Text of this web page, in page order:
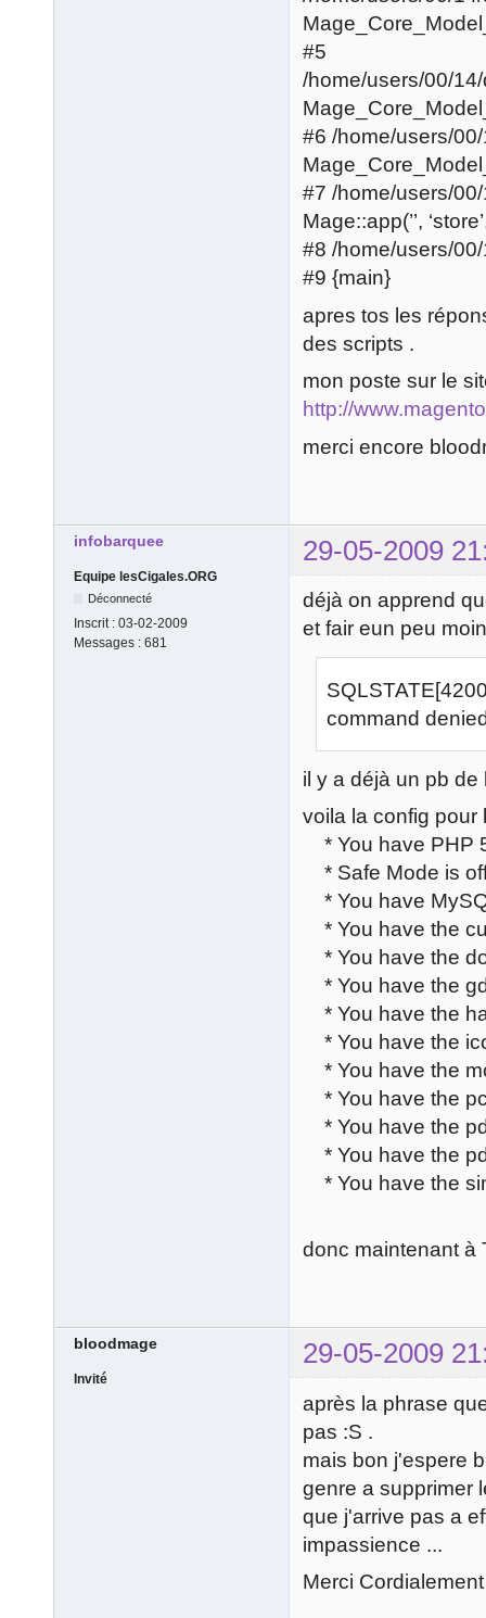
#5
/home/users/00/
#6 /home/users/
#7 /home/users/
Mage::app(’’,
#8 /home/users/
#9 {main}
apres tos les
des scripts .
mon poste sur le
http://
merci encore
infobarquee 29-05-2009
Equipe lesCigales.ORG
Déconnecté
Inscrit : 03-02-2009
Messages : 681
déjà on apprend
et fair eun peu
command
il y a déjà un pb de
voila la config pour
* You have PHP
* Safe Mode is
* You have
* You have the
* You have the
* You have the
* You have the
* You have the
* You have the
* You have the
* You have the
* You have the
* You have the
donc maintenant à
bloodmage 29-05-2009
Invité
après la phrase
pas :S .
mais bon j'espere
genre a supprimer
que j'arrive pas a
impassience ...
Merci